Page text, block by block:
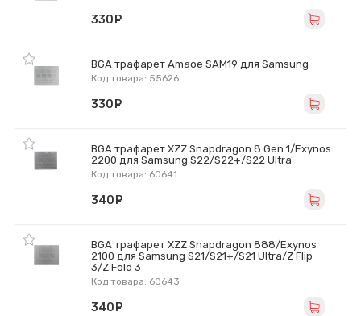
330
BGA трафарет Amaoe SAM19 для Samsung
Код товара: 55626
330
BGA трафарет XZZ Snapdragon 8 Gen 1/Exynos
2200 для Samsung S22/S22+/S22 Ultra
Код товара: 60641
340
BGA трафарет XZZ Snapdragon 888/Exynos
2100 для Samsung S21/S21+/S21 Ultra/Z Flip
3/Z Fold 3
Код товара: 60643
340